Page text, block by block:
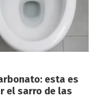
esta es
el sarro de las